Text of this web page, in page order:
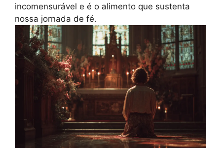
incomensurável e é o alimento que sustenta
nossa jornada de fé.